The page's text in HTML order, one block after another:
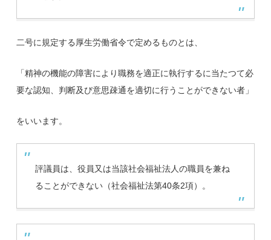
二号に規定する厚生労働省令で定めるものとは、
「精神の機能の障害により職務を適正に執行するに当たつて必
要な認知、判断及び意思疎通を適切に行うことができない者」
をいいます。
評議員は、役員又は当該社会福祉法人の職員を兼ね
ることができない（社会福祉法第40条2項）。